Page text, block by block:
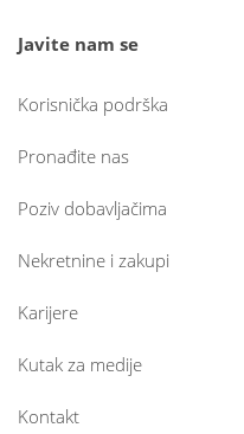
Javite nam se
Korisnička podrška
Pronađite nas
Poziv dobavljačima
Nekretnine i zakupi
Karijere
Kutak za medije
Kontakt